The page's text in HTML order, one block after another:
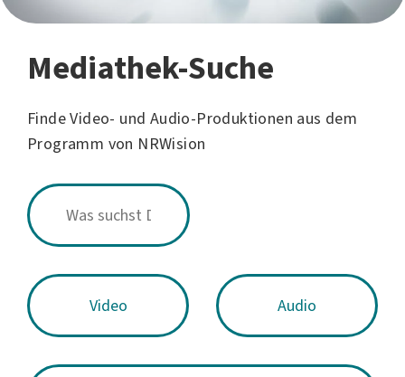
Mediathek-Suche
Finde Video- und Audio-Produktionen aus dem
Programm von NRWision
Video Audio